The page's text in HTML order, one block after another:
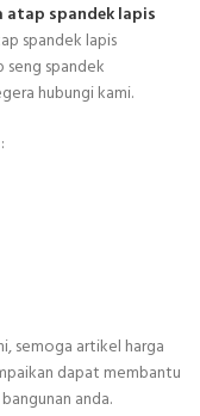
atap spandek lapis
spandek lapis
spandek
hubungi kami.
semoga artikel harga
dapat membantu
anda.